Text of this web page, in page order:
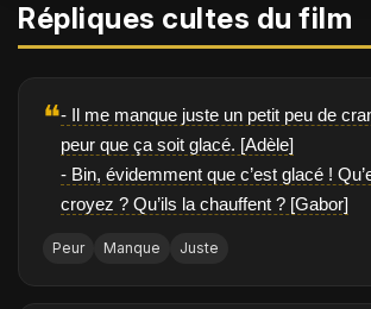
Répliques cultes du film
❝- Il me manque juste un petit peu de
peur que ça soit glacé. [Adèle]
- Bin, évidemment que c’est glacé !
croyez ? Qu’ils la chauffent ? [Gabor]
Peur Manque Juste